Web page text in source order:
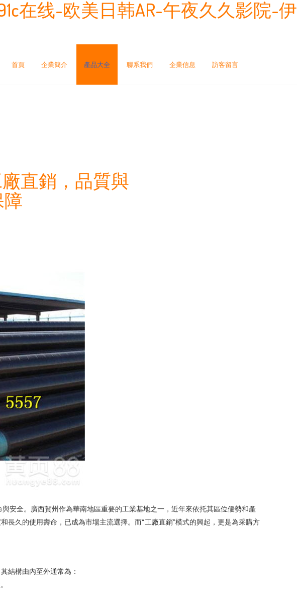
在线-欧美日韩AR-午夜久久影院-伊
首頁 企業簡介 產品大全 聯系我們 企業信息 訪客留言
直銷，品質與
安全。廣西賀州作為華南地區重要的工業基地之一，近年來依托其區位優勢和產
久的使用壽命，已成為市場主流選擇。而“工廠直銷”模式的興起，更是為采購方
結構由內至外通常為：